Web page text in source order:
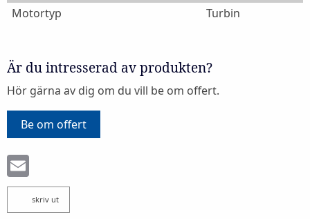
Motortyp
Turbin
Är du intresserad av produkten?
Hör gärna av dig om du vill be om offert.
Be om offert
skriv ut